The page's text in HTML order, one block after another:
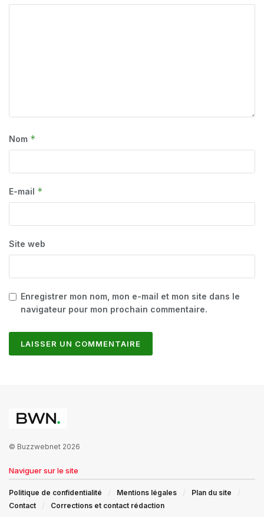
Nom *
E-mail *
Site web
Enregistrer mon nom, mon e-mail et mon site dans le
navigateur pour mon prochain commentaire.
© Buzzwebnet 2026
Naviguer sur le site
Politique de confidentialité Mentions légales
Plan du site
Contact
Corrections et contact rédaction